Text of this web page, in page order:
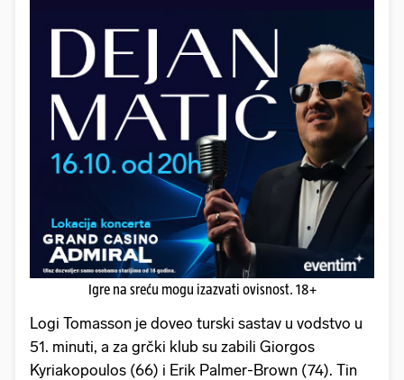
Igre na sreću mogu izazvati ovisnost. 18+
Logi Tomasson je doveo turski sastav u vodstvo u
51. minuti, a za grčki klub su zabili Giorgos
Kyriakopoulos (66) i Erik Palmer-Brown (74). Tin